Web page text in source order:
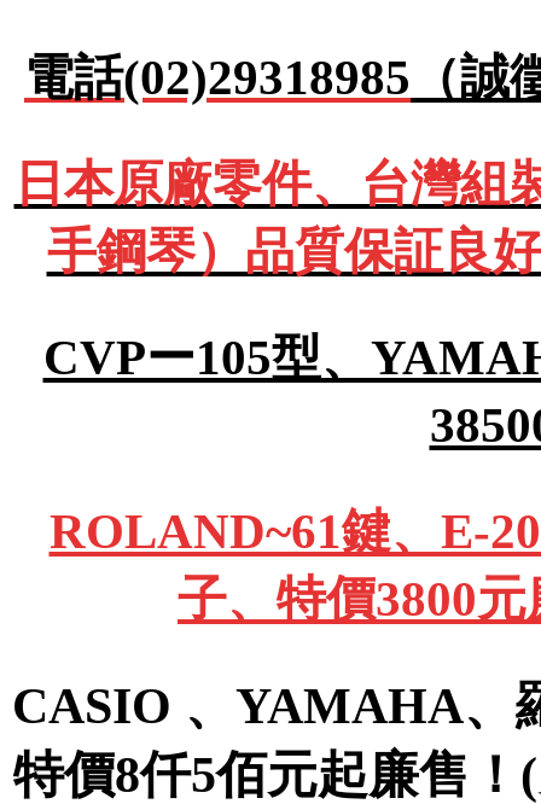
電話(02)29318985 （
日本原廠零件、台灣
手鋼琴）品質保証良
CVPー105型、
ROLAND~61鍵、E-
子、特價3800
CASIO 、YAMAHA、
特價8仟5佰元起廉售